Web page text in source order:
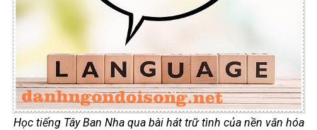
Học tiếng Tây Ban Nha qua bài hát trữ tình của nền văn hóa